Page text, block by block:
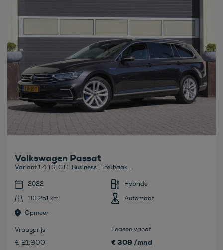
Volkswagen Passat
Variant 1.4 TSI GTE Business | Trekhaak ...
2022
Hybride
113.251 km
Automaat
Opmeer
Vraagprijs
€ 21.900
Leasen vanaf
€ 309 /mnd